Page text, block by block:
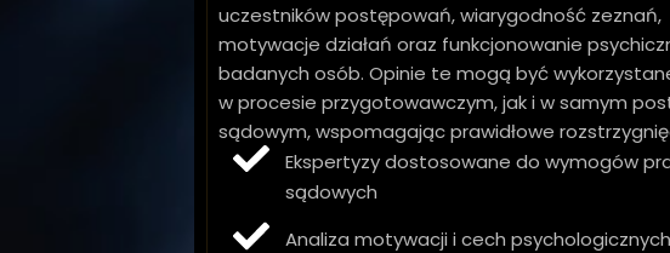
uczestników postępowań, wiarygodność zeznań,
motywacje działań oraz funkcjonowanie
badanych osób. Opinie te mogą być
w procesie przygotowawczym, jak i w samym
sądowym, wspomagając prawidłowe
Ekspertyzy dostosowane do wymogów
sądowych
Analiza motywacji i cech